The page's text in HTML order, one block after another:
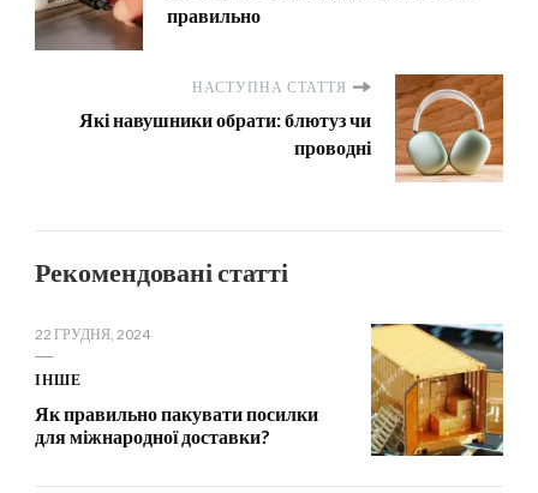
правильно
НАСТУПНА СТАТТЯ
Які навушники обрати: блютуз чи
проводні
Рекомендовані статті
22 ГРУДНЯ, 2024
ІНШЕ
Як правильно пакувати посилки
для міжнародної доставки?